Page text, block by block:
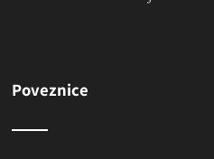
Poveznice